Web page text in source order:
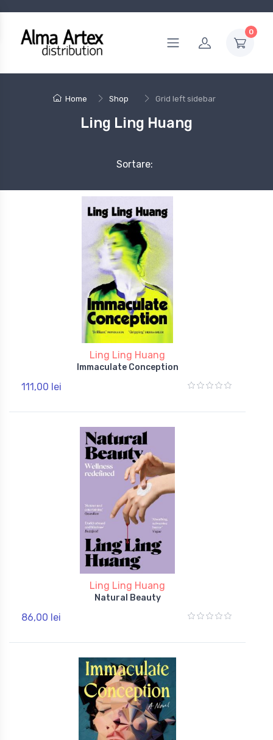
0
Home Shop Grid left sidebar
Ling Ling Huang
Sortare:
Ling Ling Huang
Immaculate Conception
111,00 lei
Ling Ling Huang
Natural Beauty
86,00 lei